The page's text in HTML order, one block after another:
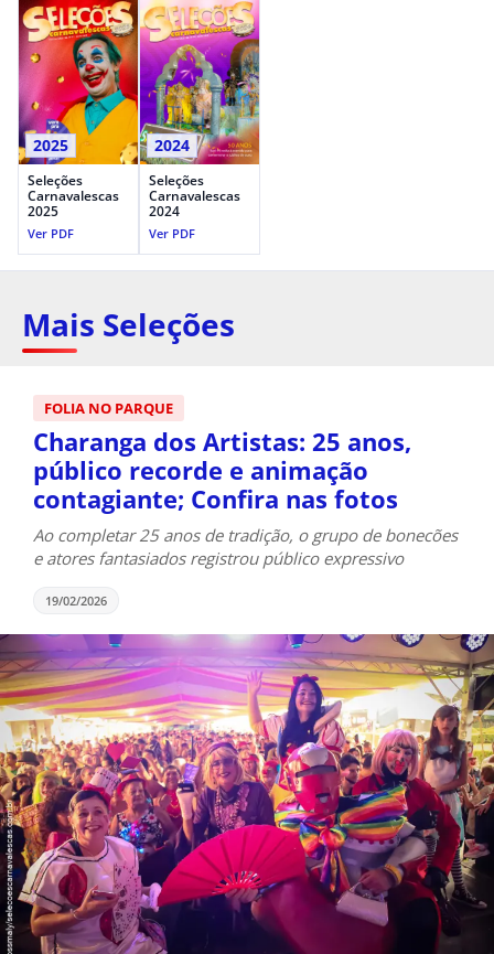
2025
Seleções
Carnavalescas
2025
Ver PDF
2024
Seleções
Carnavalescas
2024
Ver PDF
Mais Seleções
FOLIA NO PARQUE
Charanga dos Artistas: 25 anos,
público recorde e animação
contagiante; Confira nas fotos
Ao completar 25 anos de tradição, o grupo de bonecões
e atores fantasiados registrou público expressivo
19/02/2026